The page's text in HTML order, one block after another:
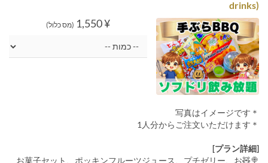
drinks)
¥ 1,550 (מס כלול)
＊写真はイメージです
＊1人分からご注文いただけます
[プラン詳細]
🍭🧸お菓子セット、ポッキンフルーツジュース、プチゼリー、お